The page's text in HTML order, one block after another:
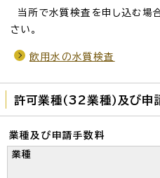
当所で水質検査を申し込む場
さい。
飲用水の水質検査
許可業種（32業種）及び申
業種及び申請手数料
業種